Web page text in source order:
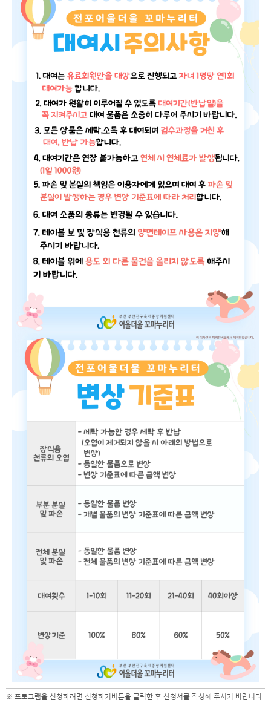
※ 프로그램을 신청하려면 신청하기버튼을 클릭한 후 신청서를 작성해 주시기 바랍니다.